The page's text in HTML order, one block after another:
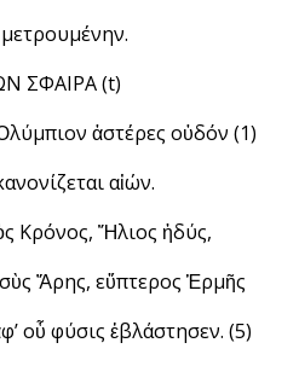
ΣΦΑΙΡΑ (t)
ἀστέρες οὐδόν (1)
αἰών.
Κρόνος, Ἥλιος ἡδύς,
Ἄρης, εὔπτερος Ἑρμῆς
οὗ φύσις ἐβλάστησεν. (5)